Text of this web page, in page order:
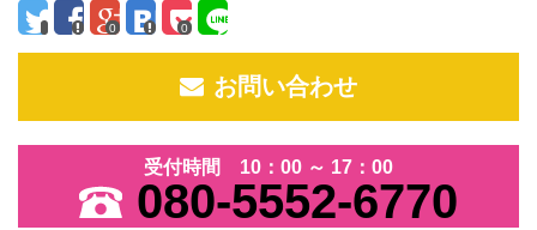
0 0
お問い合わせ
受付時間 10：00 ～ 17：00
080-5552-6770